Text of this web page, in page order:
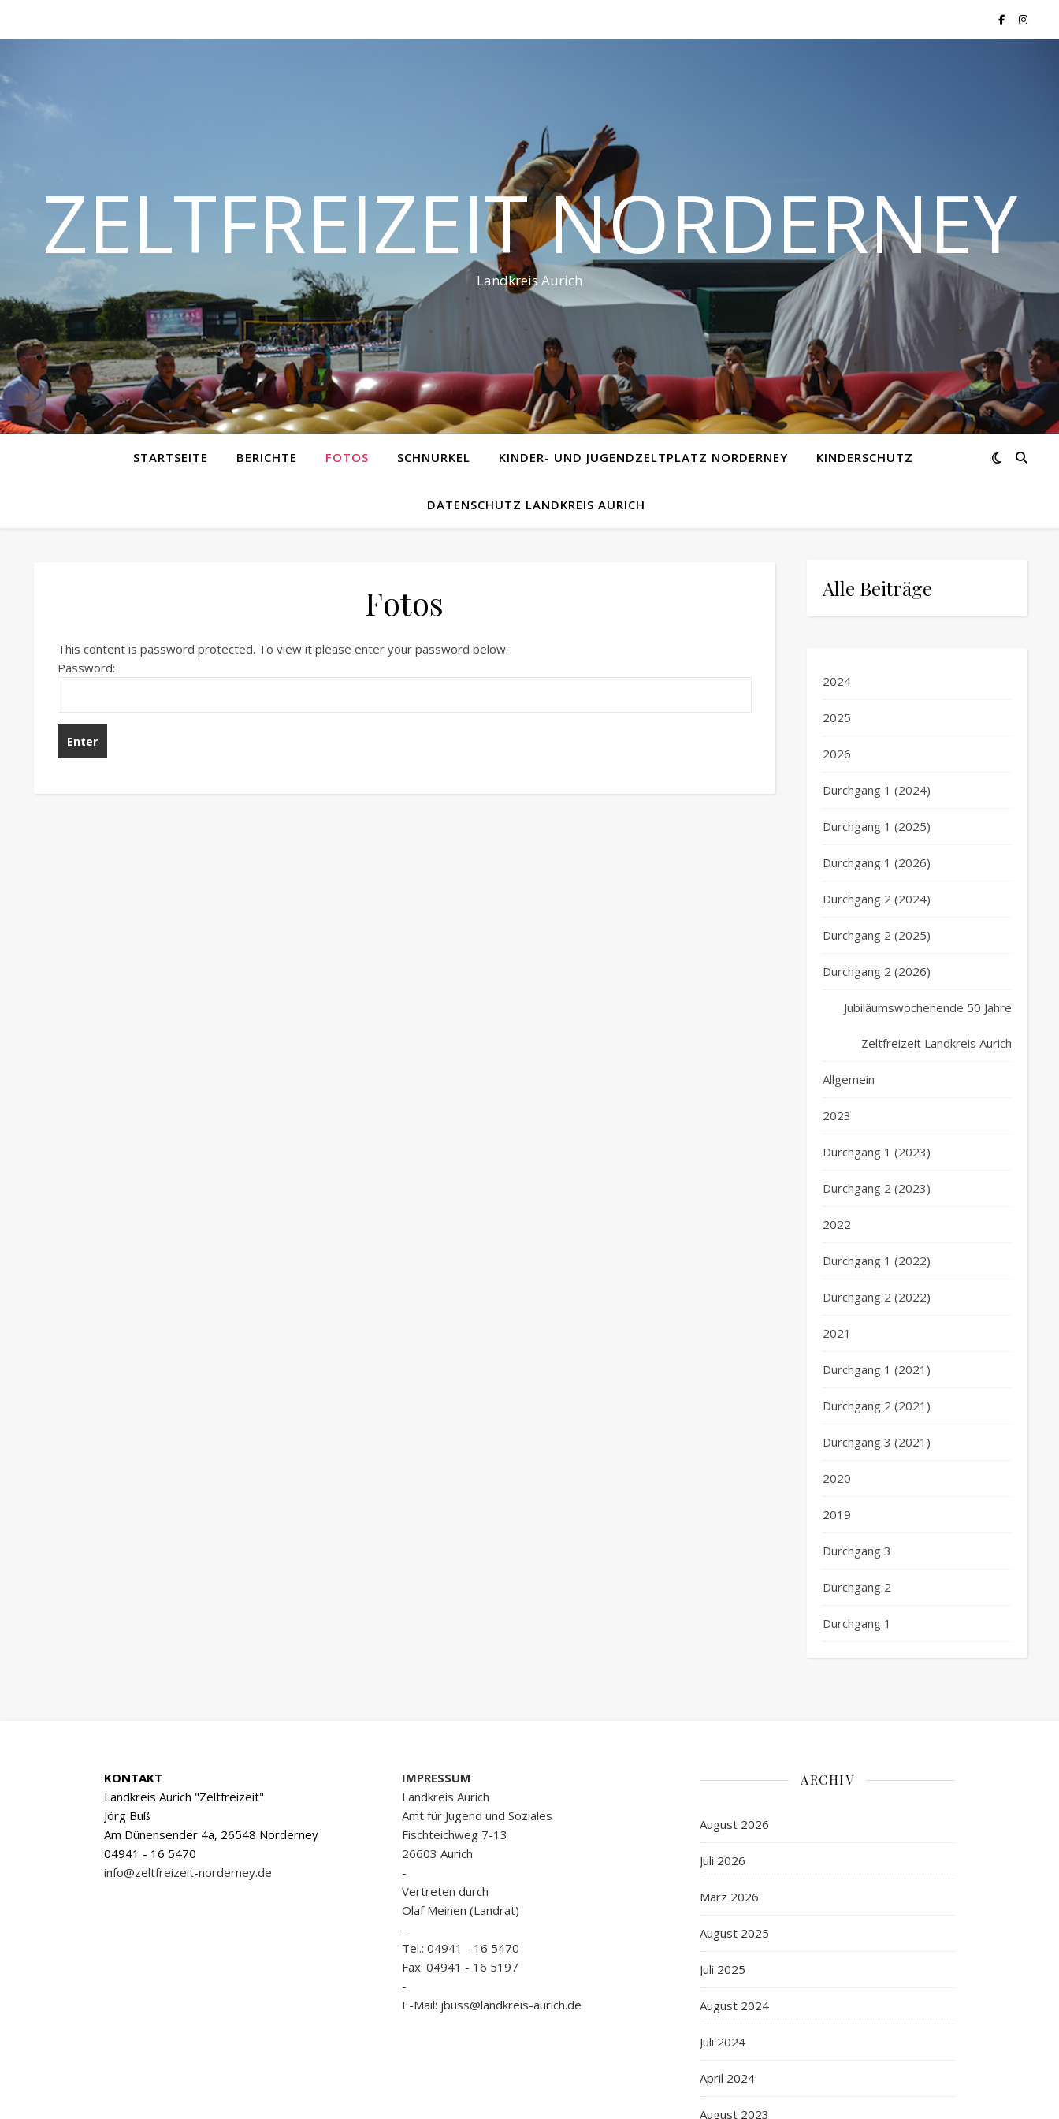
ZELTFREIZEIT NORDERNEY
Landkreis Aurich
STARTSEITE BERICHTE FOTOS SCHNURKEL KINDER- UND JUGENDZELTPLATZ NORDERNEY KINDERSCHUTZ
DATENSCHUTZ LANDKREIS AURICH
Fotos
This content is password protected. To view it please enter your password below:
Password:
Alle Beiträge
2024
2025
2026
Durchgang 1 (2024)
Durchgang 1 (2025)
Durchgang 1 (2026)
Durchgang 2 (2024)
Durchgang 2 (2025)
Durchgang 2 (2026)
Jubiläumswochenende 50 Jahre
Zeltfreizeit Landkreis Aurich
Allgemein
2023
Durchgang 1 (2023)
Durchgang 2 (2023)
2022
Durchgang 1 (2022)
Durchgang 2 (2022)
2021
Durchgang 1 (2021)
Durchgang 2 (2021)
Durchgang 3 (2021)
2020
2019
Durchgang 3
Durchgang 2
Durchgang 1
KONTAKT
Landkreis Aurich "Zeltfreizeit"
Jörg Buß
Am Dünensender 4a, 26548 Norderney
04941 - 16 5470
info@zeltfreizeit-norderney.de
IMPRESSUM
Landkreis Aurich
Amt für Jugend und Soziales
Fischteichweg 7-13
26603 Aurich
-
Vertreten durch
Olaf Meinen (Landrat)
-
Tel.: 04941 - 16 5470
Fax: 04941 - 16 5197
-
E-Mail: jbuss@landkreis-aurich.de
ARCHIV
August 2026
Juli 2026
März 2026
August 2025
Juli 2025
August 2024
Juli 2024
April 2024
August 2023